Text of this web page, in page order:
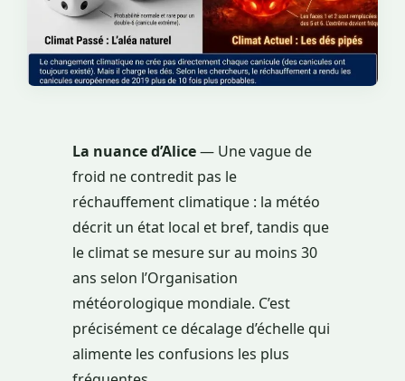
La nuance d’Alice— Une vague de
froid ne contredit pas le
réchauffement climatique : la météo
décrit un état local et bref, tandis que
le climat se mesure sur au moins 30
ans selon l’Organisation
météorologique mondiale. C’est
précisément ce décalage d’échelle qui
alimente les confusions les plus